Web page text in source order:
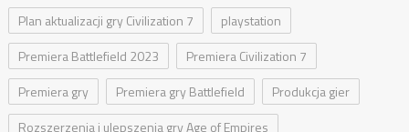
Plan aktualizacji gry Civilization 7
playstation
Premiera Battlefield 2023
Premiera Civilization 7
Premiera gry
Premiera gry Battlefield
Produkcja gier
Rozszerzenia i ulepszenia gry Age of Empires